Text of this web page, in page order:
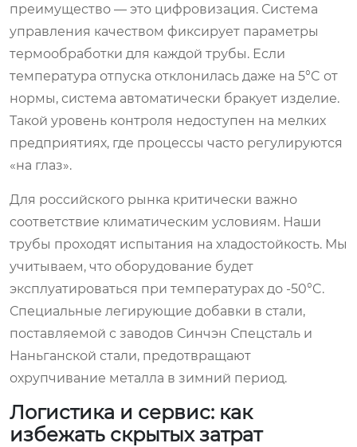
преимущество — это цифровизация. Система
управления качеством фиксирует параметры
термообработки для каждой трубы. Если
температура отпуска отклонилась даже на 5°C от
нормы, система автоматически бракует изделие.
Такой уровень контроля недоступен на мелких
предприятиях, где процессы часто регулируются
«на глаз».
Для российского рынка критически важно
соответствие климатическим условиям. Наши
трубы проходят испытания на хладостойкость. Мы
учитываем, что оборудование будет
эксплуатироваться при температурах до -50°C.
Специальные легирующие добавки в стали,
поставляемой с заводов Синчэн Спецсталь и
Наньганской стали, предотвращают
охрупчивание металла в зимний период.
Логистика и сервис: как
избежать скрытых затрат